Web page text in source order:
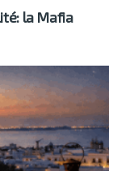
la Mafia